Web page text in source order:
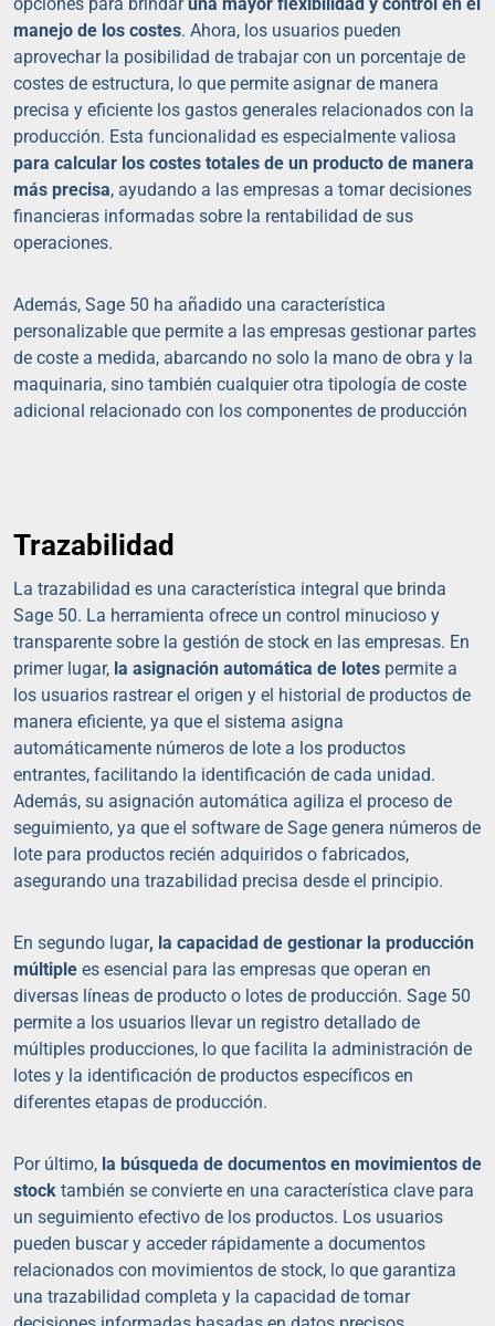
manejo de los costes. Ahora, los usuarios pueden
aprovechar la posibilidad de trabajar con un porcentaje de
costes de estructura, lo que permite asignar de manera
precisa y eficiente los gastos generales relacionados con la
producción. Esta funcionalidad es especialmente valiosa
para calcular los costes totales de un producto de manera
más precisa, ayudando a las empresas a tomar decisiones
financieras informadas sobre la rentabilidad de sus
operaciones.
Además, Sage 50 ha añadido una característica
personalizable que permite a las empresas gestionar partes
de coste a medida, abarcando no solo la mano de obra y la
maquinaria, sino también cualquier otra tipología de coste
adicional relacionado con los componentes de producción
Trazabilidad
La trazabilidad es una característica integral que brinda
Sage 50. La herramienta ofrece un control minucioso y
transparente sobre la gestión de stock en las empresas. En
primer lugar, la asignación automática de lotes permite a
los usuarios rastrear el origen y el historial de productos de
manera eficiente, ya que el sistema asigna
automáticamente números de lote a los productos
entrantes, facilitando la identificación de cada unidad.
Además, su asignación automática agiliza el proceso de
seguimiento, ya que el software de Sage genera números de
lote para productos recién adquiridos o fabricados,
asegurando una trazabilidad precisa desde el principio.
En segundo lugar, la capacidad de gestionar la producción
múltiple es esencial para las empresas que operan en
diversas líneas de producto o lotes de producción. Sage 50
permite a los usuarios llevar un registro detallado de
múltiples producciones, lo que facilita la administración de
lotes y la identificación de productos específicos en
diferentes etapas de producción.
Por último, la búsqueda de documentos en movimientos de
stock también se convierte en una característica clave para
un seguimiento efectivo de los productos. Los usuarios
pueden buscar y acceder rápidamente a documentos
relacionados con movimientos de stock, lo que garantiza
una trazabilidad completa y la capacidad de tomar